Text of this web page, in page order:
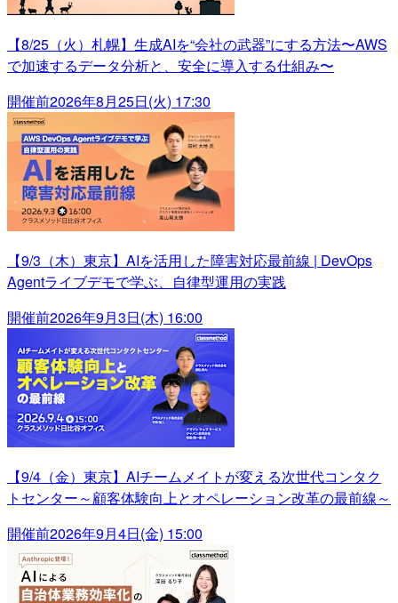
【8/25（火）札幌】生成AIを“会社の武器”にする方法〜AWS
で加速するデータ分析と、安全に導入する仕組み〜
開催前2026年8月25日(火) 17:30
【9/3（木）東京】AIを活用した障害対応最前線 | DevOps
Agentライブデモで学ぶ、自律型運用の実践
開催前2026年9月3日(木) 16:00
【9/4（金）東京】AIチームメイトが変える次世代コンタク
トセンター～顧客体験向上とオペレーション改革の最前線～
開催前2026年9月4日(金) 15:00